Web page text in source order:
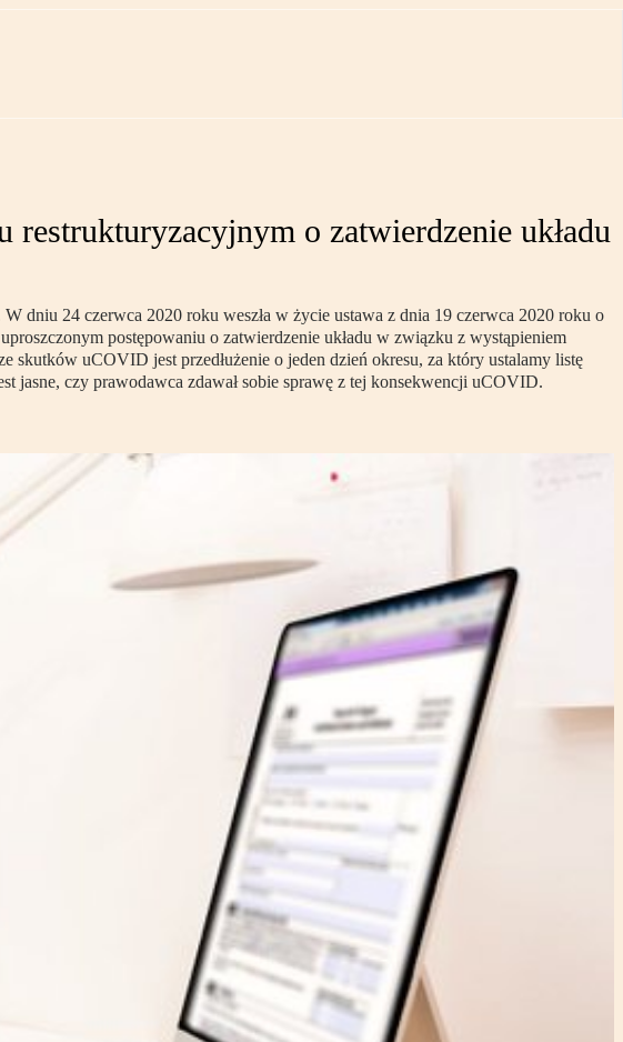
o zatwierdzenie układu
dniu 24 czerwca 2020 roku weszła w życie ustawa z dnia 19 czerwca 2020 roku o
postępowaniu o zatwierdzenie układu w związku z wystąpieniem
skutków uCOVID jest przedłużenie o jeden dzień okresu, za który ustalamy listę
jasne, czy prawodawca zdawał sobie sprawę z tej konsekwencji uCOVID.